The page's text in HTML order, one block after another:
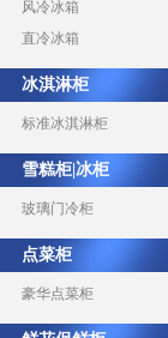
风冷冰箱
直冷冰箱
冰淇淋柜
标准冰淇淋柜
雪糕柜|冰柜
玻璃门冷柜
点菜柜
豪华点菜柜